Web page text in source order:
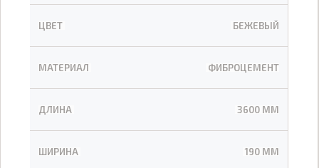
ЦВЕТ БЕЖЕВЫЙ
МАТЕРИАЛ ФИБРОЦЕМЕНТ
ДЛИНА 3600 ММ
ШИРИНА 190 ММ